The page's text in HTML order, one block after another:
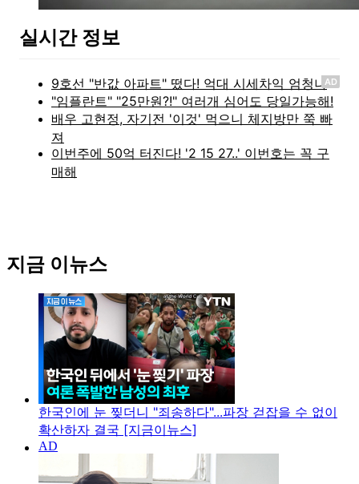
실시간 정보
AD
지금 이뉴스
한국인에 눈 찢더니 "죄송하다"...파장 걷잡을 수 없이
확산하자 결국 [지금이뉴스]